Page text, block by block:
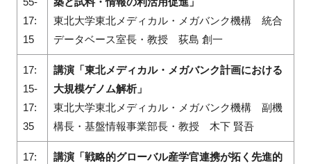
17:
15
東北大学東北メディカル・メガバンク機構 統合
データベース室長・教授 荻島 創一
17:
15-
17:
35
講演「東北メディカル・メガバンク計画における
大規模ゲノム解析」
東北大学東北メディカル・メガバンク機構 副機
構長・基盤情報事業部長・教授 木下 賢吾
17:
講演「戦略的グローバル産学官連携が拓く先進的